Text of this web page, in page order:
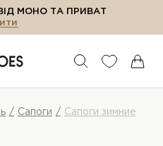
МОНО ТА ПРИВАТ
Сапоги Сапоги зимние